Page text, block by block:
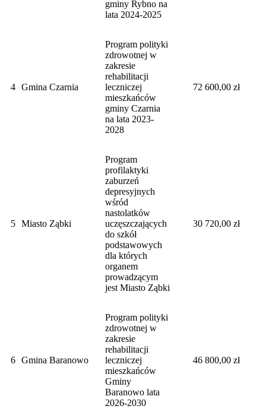
gminy Rybno na
lata 2024-2025
4 Gmina Czarnia
Program polityki
zdrowotnej w
zakresie
rehabilitacji
leczniczej
mieszkańców
gminy Czarnia
na lata 2023-
2028
72 600,00 zł
5 Miasto Ząbki
Program
profilaktyki
zaburzeń
depresyjnych
wśród
nastolatków
uczęszczających
do szkół
podstawowych
dla których
organem
prowadzącym
jest Miasto Ząbki
30 720,00 zł
6 Gmina Baranowo
Program polityki
zdrowotnej w
zakresie
rehabilitacji
leczniczej
mieszkańców
Gminy
Baranowo lata
2026-2030
46 800,00 zł